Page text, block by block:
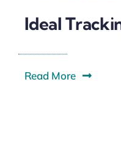
Ideal
Read More